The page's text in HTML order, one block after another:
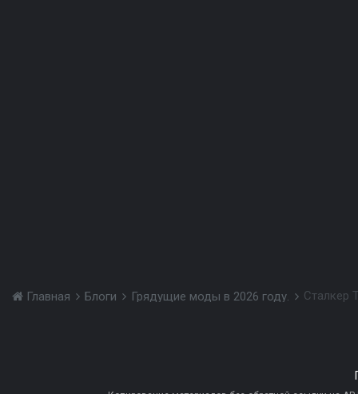
Главная Блоги Грядущие моды в 2026 году. Сталкер